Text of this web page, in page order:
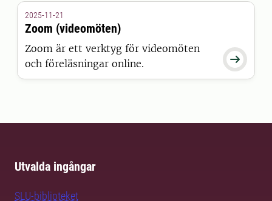

2025-11-21
Zoom (videomöten)
Zoom är ett verktyg för videomöten
och föreläsningar online.
Utvalda ingångar
SLU-biblioteket